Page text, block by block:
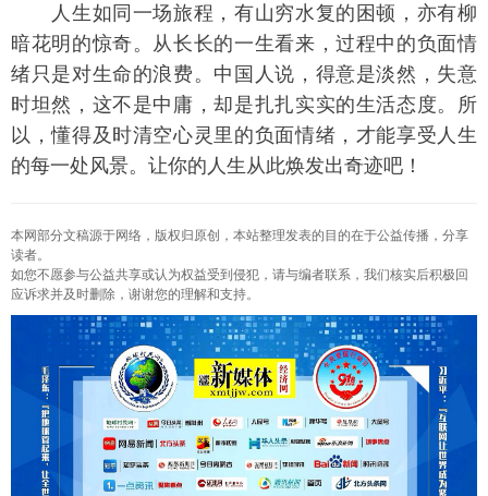
人生如同一场旅程，有山穷水复的困顿，亦有柳
暗花明的惊奇。从长长的一生看来，过程中的负面情
绪只是对生命的浪费。中国人说，得意是淡然，失意
时坦然，这不是中庸，却是扎扎实实的生活态度。所
以，懂得及时清空心灵里的负面情绪，才能享受人生
的每一处风景。让你的人生从此焕发出奇迹吧！
本网部分文稿源于网络，版权归原创，本站整理发表的目的在于公益传播，分享
读者。
如您不愿参与公益共享或认为权益受到侵犯，请与编者联系，我们核实后积极回
应诉求并及时删除，谢谢您的理解和支持。